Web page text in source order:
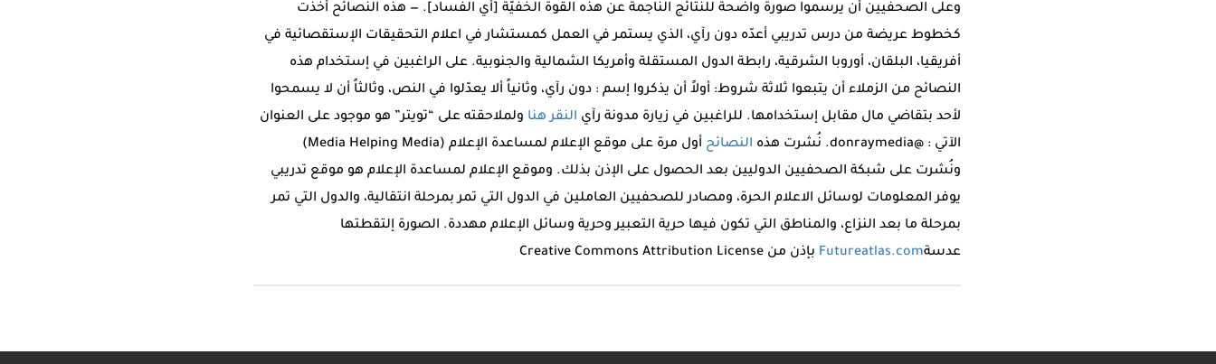
وعلى الصحفيين أن يرسموا صورة واضحة للنتائج الناجمة عن هذه القوة الخفيّة [أي الفساد]. — هذه النصائح أخذت
كخطوط عريضة من درس تدريبي أعدّه دون رآي، الذي يستمر في العمل كمستشار في اعلام التحقيقات الإستقصائية في
أفريقيا، البلقان، أوروبا الشرقية، رابطة الدول المستقلة وأمريكا الشمالية والجنوبية. على الراغبين في إستخدام هذه
النصائح من الزملاء أن يتبعوا ثلاثة شروط: أولاً أن يذكروا إسم : دون رآي، وثانياً ألا يعدّلوا في النص، وثالثاً أن لا يسمحوا
لأحد بتقاضي مال مقابل إستخدامها. للراغبين في زيارة مدونة رآي النقر هنا ولملاحقته على “تويتر” هو موجود على العنوان
الآتي : @donraymedia. نُشرت هذه
النصائح
أول مرة على موقع الإعلام لمساعدة الإعلام (Media Helping Media)
ونُشرت على شبكة الصحفيين الدوليين بعد الحصول على الإذن بذلك. وموقع الإعلام لمساعدة الإعلام هو موقع تدريبي
يوفر المعلومات لوسائل الاعلام الحرة، ومصادر للصحفيين العاملين في الدول التي تمر بمرحلة انتقالية، والدول التي تمر
بمرحلة ما بعد النزاع، والمناطق التي تكون فيها حرية التعبير وحرية وسائل الإعلام مهددة. الصورة إلتقطتها
عدسةFutureatlas.com بإذن من Creative Commons Attribution License